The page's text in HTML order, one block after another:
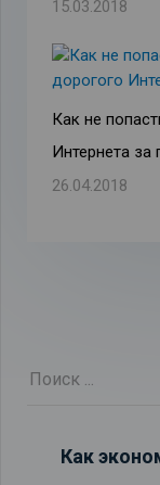
15.03.2018
Как не
Интернета за
26.04.2018
Как